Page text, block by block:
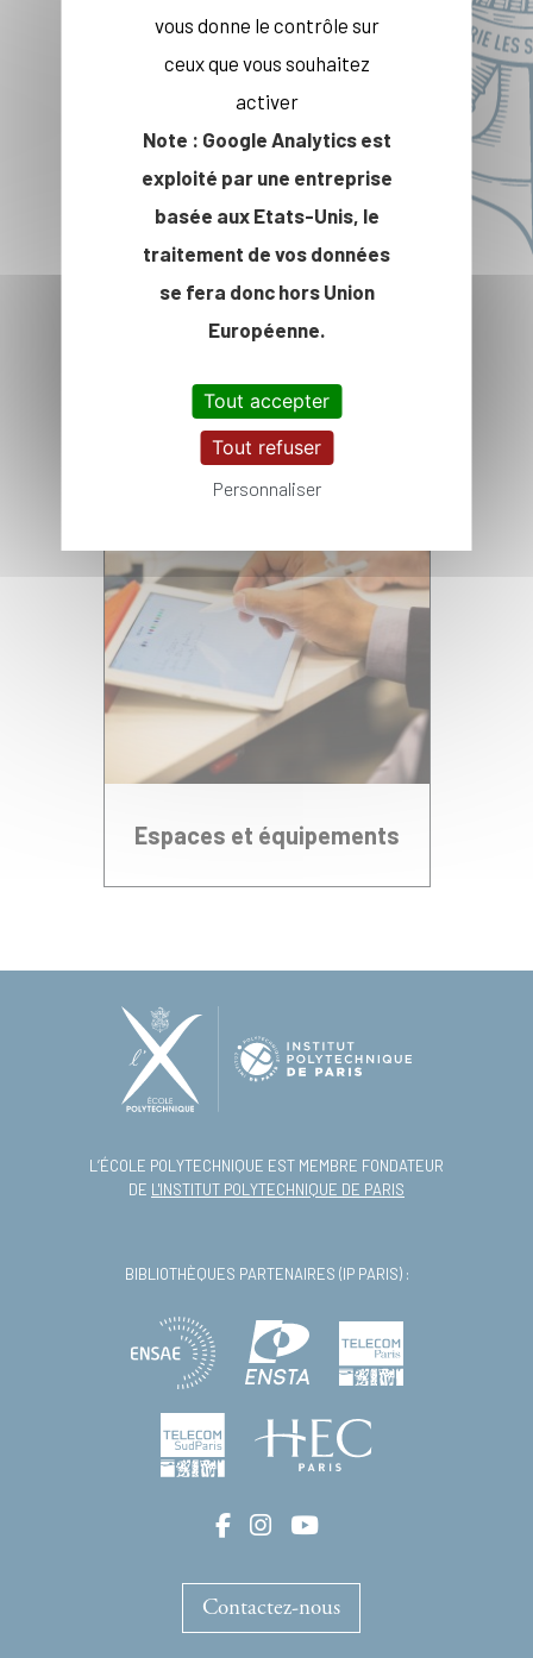
gestion des dons
Espaces et équipements
L’ÉCOLE POLYTECHNIQUE EST MEMBRE FONDATEUR
DE L'INSTITUT POLYTECHNIQUE DE PARIS
BIBLIOTHÈQUES PARTENAIRES (IP PARIS) :
Contactez-nous
vous donne le contrôle sur
ceux que vous souhaitez
activer
Note : Google Analytics est
exploité par une entreprise
basée aux Etats-Unis, le
traitement de vos données
se fera donc hors Union
Européenne.
Tout accepter
Tout refuser
Personnaliser